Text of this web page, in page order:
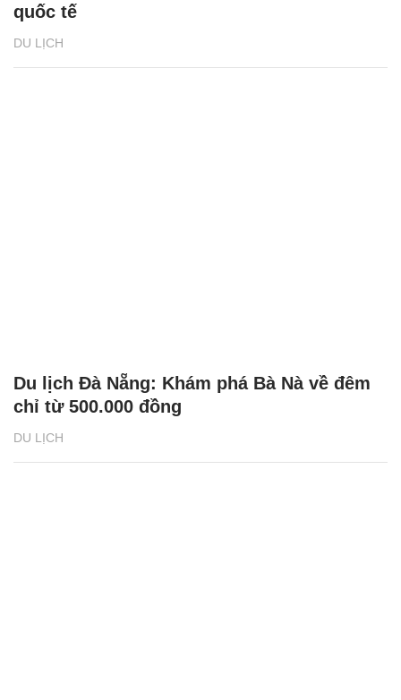
DU LỊCH
quốc tế
DU LỊCH
Du lịch Đà Nẵng: Khám phá Bà Nà về đêm
chỉ từ 500.000 đồng